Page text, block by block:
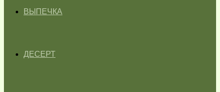
ВЫПЕЧКА
ДЕСЕРТ